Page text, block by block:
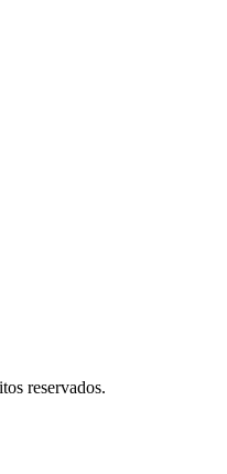
reservados.